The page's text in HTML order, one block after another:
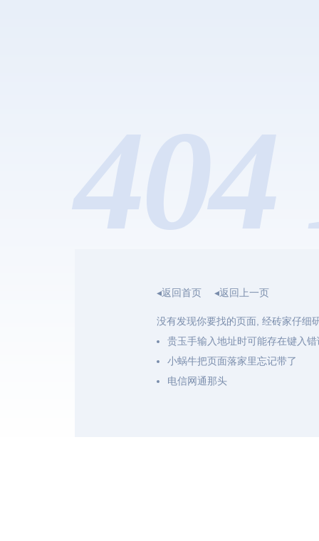
◂返回首页 ◂返回上一页
没有发现你要找的页面, 经砖家仔细
贵玉手输入地址时可能存在键入错
小蜗牛把页面落家里忘记带了
电信网通那头